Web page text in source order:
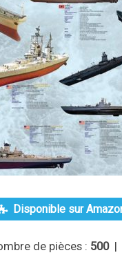
Disponible sur
de pièces : 500 |